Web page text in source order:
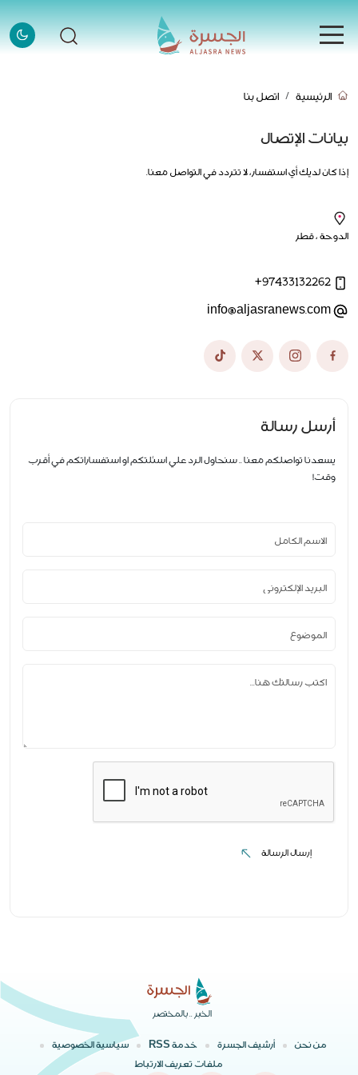
الرئيسية
الأخبار
إنفوجرافيك
قصص
فيديو
قادة وملهمون
اتصل بنا
الرئيسية اتصل بنا
بيانات الإتصال
إذا كان لديك أي استفسار، لا تتردد في التواصل معنا.
الدوحة ، قطر
+97433132262
info@aljasranews.com
أرسل رسالة
يسعدنا تواصلكم معنا .. سنحاول الرد علي اسئلتكم او استفساراتكم في أقرب
وقت!
إرسال الرسالة
الخبر .. بالمختصر
من نحن أرشيف الجسرة خدمة RSS
سياسية الخصوصية
ملفات تعريف الارتباط